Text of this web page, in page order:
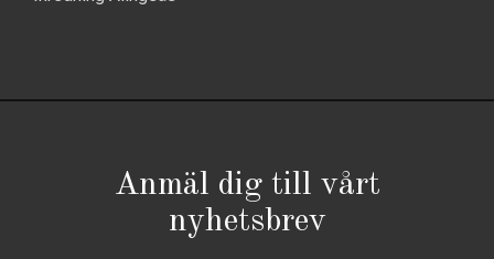
Anmäl dig till vårt
nyhetsbrev